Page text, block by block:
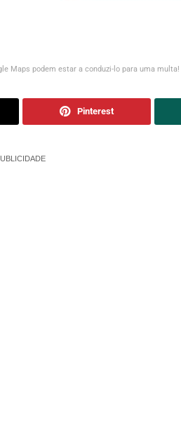
Maps podem estar a conduzi-lo para uma
Pinterest